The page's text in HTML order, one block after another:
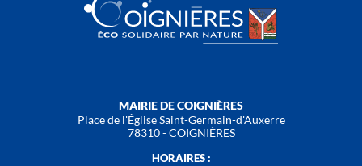
MAIRIE DE COIGNIÈRES
Place de l'Église Saint-Germain-d'Auxerre
78310 - COIGNIÈRES
HORAIRES :